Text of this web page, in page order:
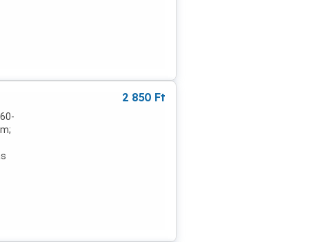
A
2 850 Ft